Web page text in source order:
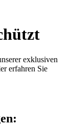
exklusiven
erfahren Sie